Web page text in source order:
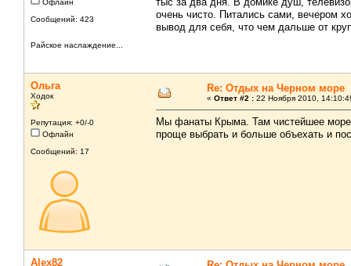
Офлайн
Сообщений: 423
Райское наслаждение...
очень чисто. Питались сами, вечером
вывод для себя, что чем дальше от
Ольга
Ходок
Репутация: +0/-0
Офлайн
Сообщений: 17
Re: Отдых на Черном море
« Ответ #2 : 22 Ноября 2010,
Мы фанаты Крыма. Там чистейшее
проще выбрать и больше объехать и
Alex82